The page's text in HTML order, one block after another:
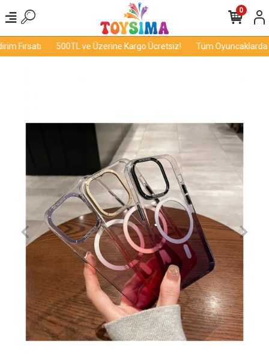
Fırsatı 500TL ve Üzerine Kargo Ücretsiz! Tüm Oyuncaklarda
0